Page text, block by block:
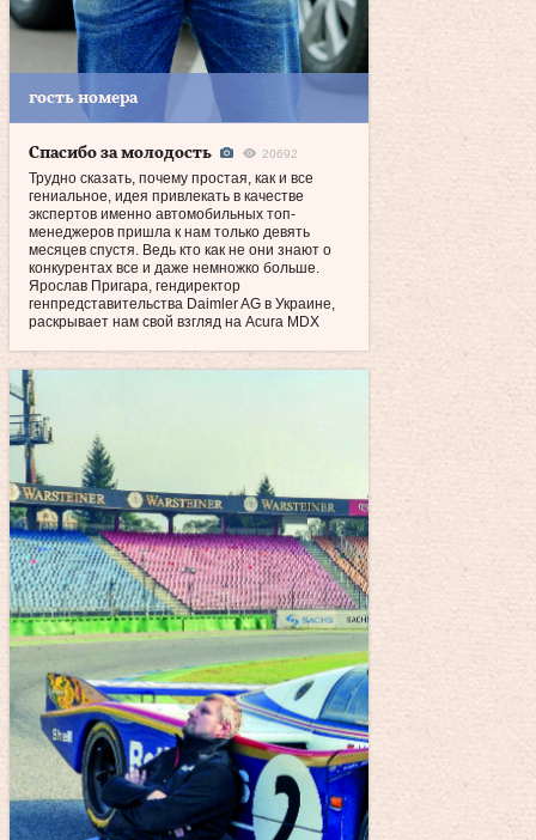
гость номера
Спасибо за молодость 20692
Трудно сказать, почему простая, как и все
гениальное, идея привлекать в качестве
экспертов именно автомобильных топ-
менеджеров пришла к нам только девять
месяцев спустя. Ведь кто как не они знают о
конкурентах все и даже немножко больше.
Ярослав Пригара, гендиректор
генпредставительства Daimler AG в Украине,
раскрывает нам свой взгляд на Acura MDX